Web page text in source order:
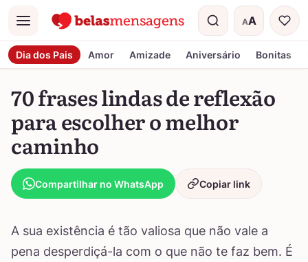
Menu AA
Tamanho do
Dia dos Pais Amor Amizade Aniversário Bonitas
70 frases lindas de reflexão
para escolher o melhor
caminho
Compartilhar no WhatsApp Copiar link
A sua existência é tão valiosa que não vale a
pena desperdiçá-la com o que não te faz bem. É